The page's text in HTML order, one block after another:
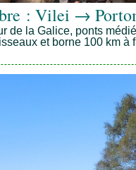
: Vilei →
de la Galice, ponts
et borne 100 km à